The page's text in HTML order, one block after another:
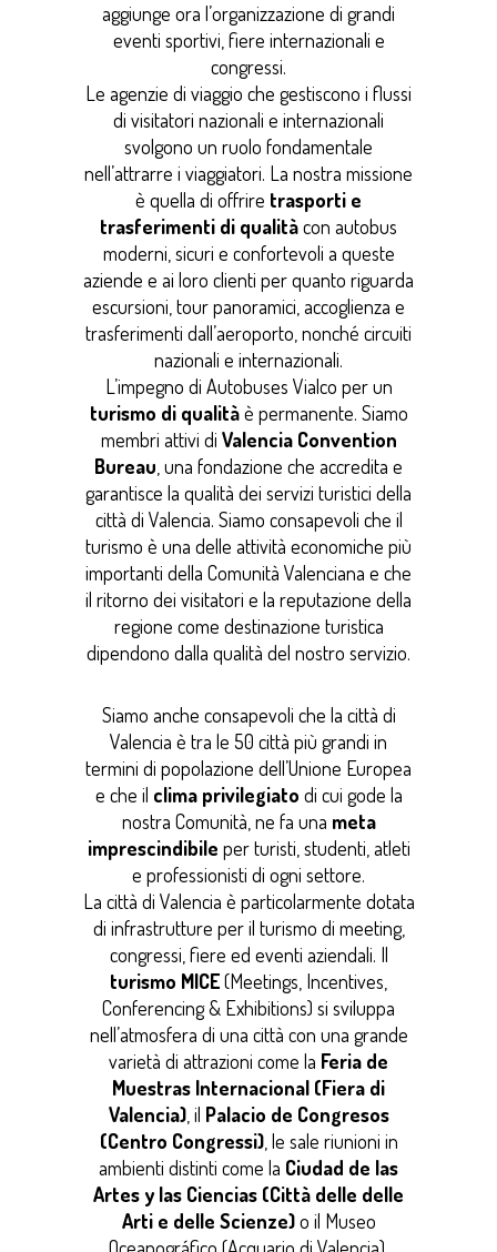
aggiunge ora l’organizzazione di grandi
eventi sportivi, fiere internazionali e
congressi.
Le agenzie di viaggio che gestiscono i flussi
di visitatori nazionali e internazionali
svolgono un ruolo fondamentale
nell’attrarre i viaggiatori. La nostra missione
è quella di offrire trasporti e
trasferimenti di qualitàcon autobus
moderni, sicuri e confortevoli a queste
aziende e ai loro clienti per quanto riguarda
escursioni, tour panoramici, accoglienza e
trasferimenti dall’aeroporto, nonché circuiti
nazionali e internazionali.
L’impegno di Autobuses Vialco per un
turismo di qualitàè permanente. Siamo
membri attivi di Valencia Convention
Bureau , una fondazione che accredita e
garantisce la qualità dei servizi turistici della
città di Valencia. Siamo consapevoli che il
turismo è una delle attività economiche più
importanti della Comunità Valenciana e che
il ritorno dei visitatori e la reputazione della
regione come destinazione turistica
dipendono dalla qualità del nostro servizio.
Siamo anche consapevoli che la città di
Valencia è tra le 50 città più grandi in
termini di popolazione dell’Unione Europea
e che il clima privilegiato di cui gode la
nostra Comunità, ne fa una meta
imprescindibile per turisti, studenti, atleti
e professionisti di ogni settore.
La città di Valencia è particolarmente dotata
di infrastrutture per il turismo di meeting,
congressi, fiere ed eventi aziendali. Il
turismo MICE(Meetings, Incentives,
Conferencing & Exhibitions) si sviluppa
nell’atmosfera di una città con una grande
varietà di attrazioni come la Feria de
Muestras Internacional (Fiera di
Valencia), il Palacio de Congresos
(Centro Congressi), le sale riunioni in
ambienti distinti come la Ciudad de las
Artes y las Ciencias (Città delle delle
Arti e delle Scienze)o il Museo